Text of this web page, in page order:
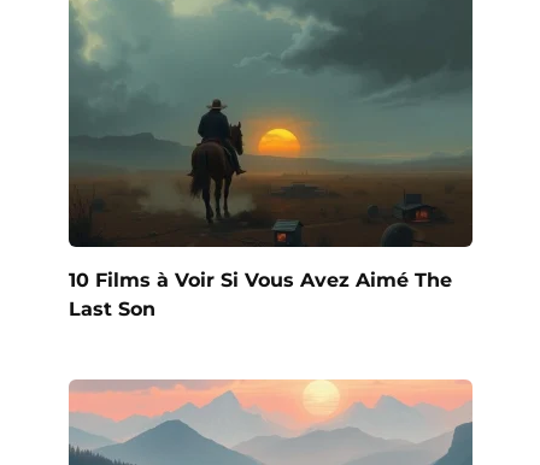
10 Films à Voir Si Vous Avez Aimé The
Last Son